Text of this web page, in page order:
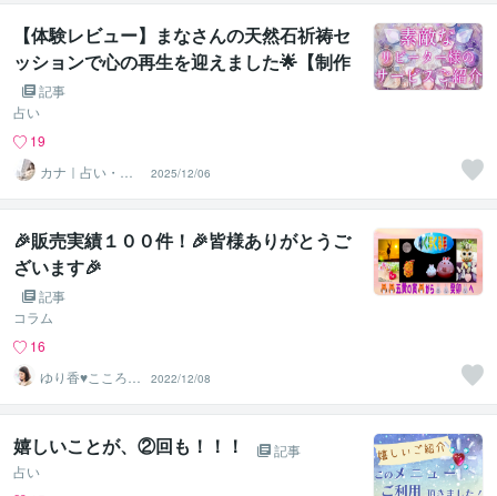
【体験レビュー】まなさんの天然石祈祷セ
ッションで心の再生を迎えました🌟【制作
&貢献実績】
記事
占い
19
カナ｜占い・ス
ピ系専門制作代
行
2025/12/06
🎉販売実績１００件！🎉皆様ありがとうご
ざいます🎉
記事
コラム
16
ゆり香♥️こころの
放課後カフェ ♫
2022/12/08
嬉しいことが、②回も！！！
記事
占い